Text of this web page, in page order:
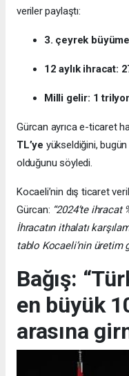
veriler paylaştı:
3. çeyrek
12 aylık ihracat:
Milli gelir: 1
Gürcan ayrıca e-ticaret
TL’ye yükseldiğini, bugün
olduğunu söyledi.
Kocaeli’nin dış ticaret
Gürcan: “2024’te ihracat
İhracatın ithalatı
tablo Kocaeli’nin üretim
Bağış:
en büyük
arasına